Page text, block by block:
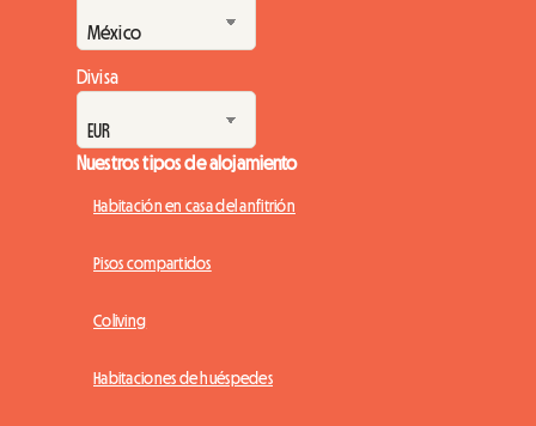
Divisa
Nuestros tipos de alojamiento
Habitación en casa del anfitrión
Pisos compartidos
Coliving
Habitaciones de huéspedes